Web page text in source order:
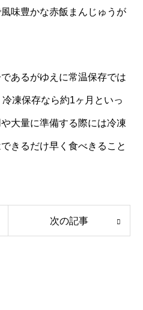
味豊かな赤飯まんじゅうが
あるがゆえに常温保存では
凍保存なら約1ヶ月といっ
大量に準備する際には冷凍
きるだけ早く食べきること
次の記事